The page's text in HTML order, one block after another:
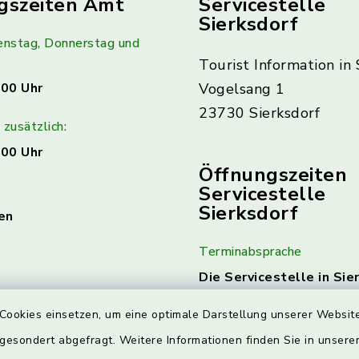
einsetzen, um eine optimale Darstellung unserer
abgefragt. Weitere Informationen finden Sie in
Donnerstag und
Uhr
Uhr
Sierksdorf
Tourist Information in
Vogelsang 1
23730 Sierksdorf
Öffnungszeiten
Servicestelle
Sierksdorf
Terminabsprache
Die Servicestelle in
geöffnet. Hierzu ist
Terminabsprache